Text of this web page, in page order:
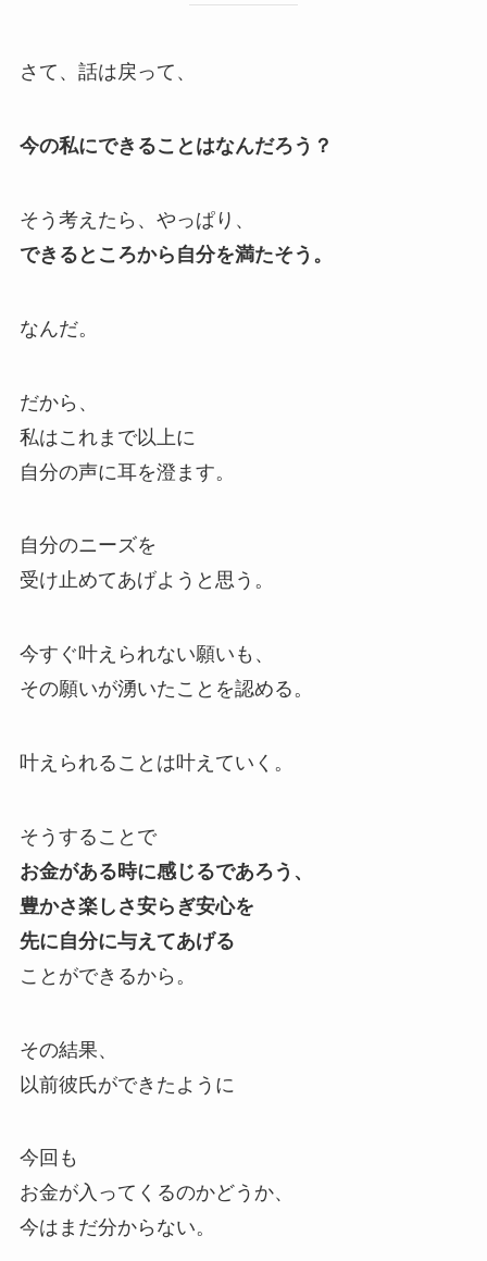
さて、話は戻って、
今の私にできることはなんだろう？
そう考えたら、やっぱり、
できるところから自分を満たそう。
なんだ。
だから、
私はこれまで以上に
自分の声に耳を澄ます。
自分のニーズを
受け止めてあげようと思う。
今すぐ叶えられない願いも、
その願いが湧いたことを認める。
叶えられることは叶えていく。
そうすることで
お金がある時に感じるであろう、
豊かさ楽しさ安らぎ安心を
先に自分に与えてあげる
ことができるから。
その結果、
以前彼氏ができたように
今回も
お金が入ってくるのかどうか、
今はまだ分からない。